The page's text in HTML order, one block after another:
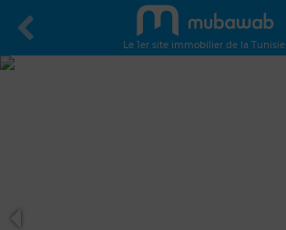
Le 1er site immobilier de la Tunisie